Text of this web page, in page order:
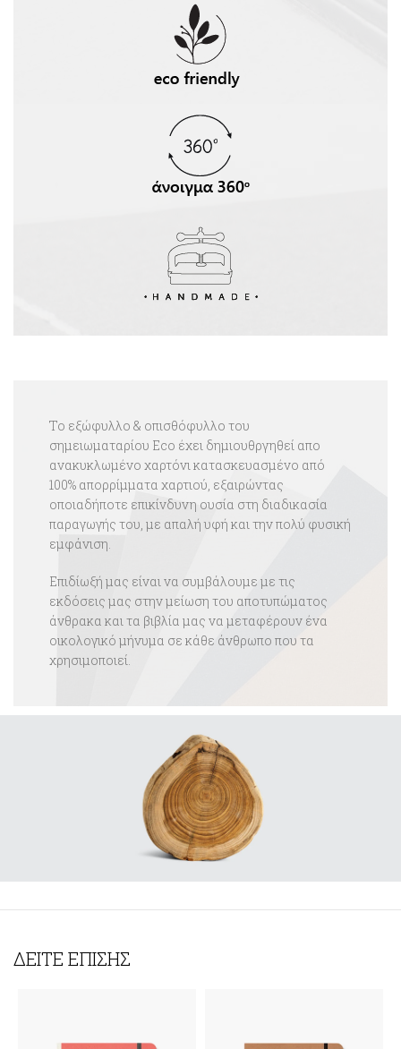
Το εξώφυλλο & οπισθόφυλλο του
σημειωματαρίου Eco έχει δημιουθργηθεί απο
ανακυκλωμένο χαρτόνι κατασκευασμένο από
100% απορρίμματα χαρτιού, εξαιρώντας
οποιαδήποτε επικίνδυνη ουσία στη διαδικασία
παραγωγής του, με απαλή υφή και την πολύ φυσική
εμφάνιση.
Επιδίωξή μας είναι να συμβάλουμε με τις
εκδόσεις μας στην μείωση του αποτυπώματος
άνθρακα και τα βιβλία μας να μεταφέρουν ένα
οικολογικό μήνυμα σε κάθε άνθρωπο που τα
χρησιμοποιεί.
ΔΕΙΤΕ ΕΠΙΣΗΣ